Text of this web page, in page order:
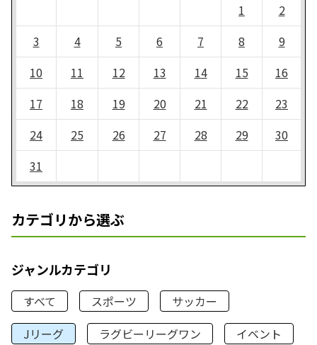
1
2
3
4 5 6 7 8
9
10
11 12 13 14 15
16
17
18 19 20 21 22
23
24
25 26 27 28 29
30
31
カテゴリから選ぶ
ジャンルカテゴリ
すべて スポーツ
サッカー
Jリーグ
ラグビーリーグワン
イベント